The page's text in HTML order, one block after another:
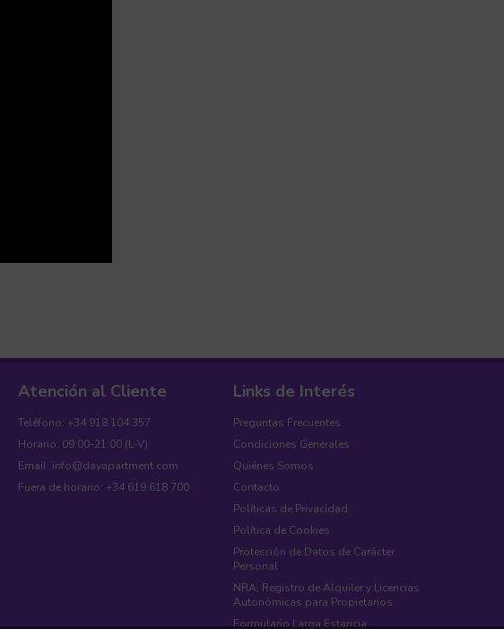
Atención al Cliente
Teléfono: +34 918 104 357
Horario: 09:00-21:00 (L-V)
Email: info@dayapartment.com
Fuera de horario: +34 619 618 700
Links de Interés
Preguntas Frecuentes
Condiciones Generales
Quiénes Somos
Contacto
Políticas de Privacidad
Política de Cookies
Protección de Datos de Carácter
Personal
NRA, Registro de Alquiler y Licencias
Autonómicas para Propietarios
Formulario Larga Estancia